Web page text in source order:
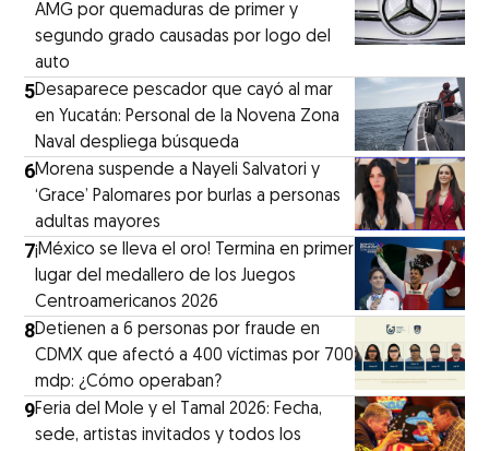
AMG por quemaduras de primer y
segundo grado causadas por logo del
auto
5Desaparece pescador que cayó al mar
en Yucatán: Personal de la Novena Zona
Naval despliega búsqueda
6Morena suspende a Nayeli Salvatori y
‘Grace’ Palomares por burlas a personas
adultas mayores
7¡México se lleva el oro! Termina en primer
lugar del medallero de los Juegos
Centroamericanos 2026
8Detienen a 6 personas por fraude en
CDMX que afectó a 400 víctimas por 700
mdp: ¿Cómo operaban?
9Feria del Mole y el Tamal 2026: Fecha,
sede, artistas invitados y todos los